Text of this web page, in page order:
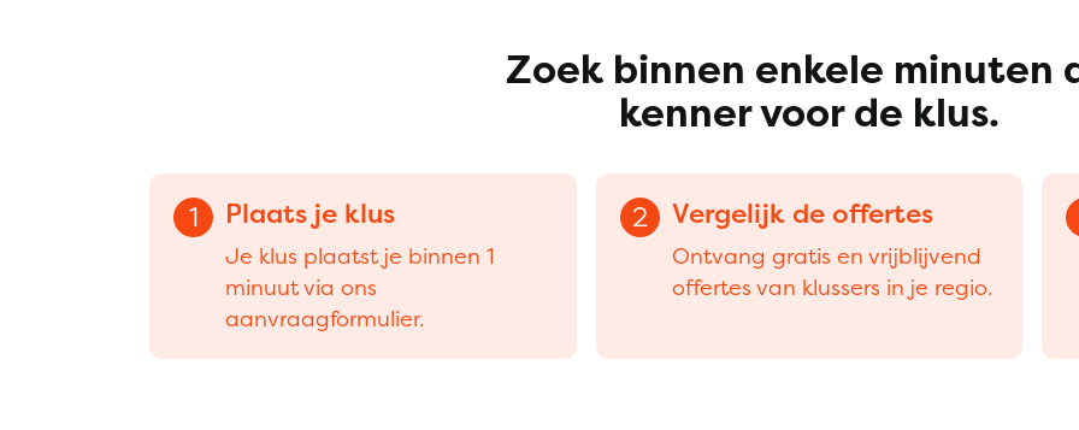
Zoek binnen enkele minuten
kenner voor de klus.
1 Plaats je klus
Je klus plaatst je binnen 1
minuut via ons
aanvraagformulier.
2 Vergelijk de offertes
Ontvang gratis en vrijblijvend
offertes van klussers in je regio.